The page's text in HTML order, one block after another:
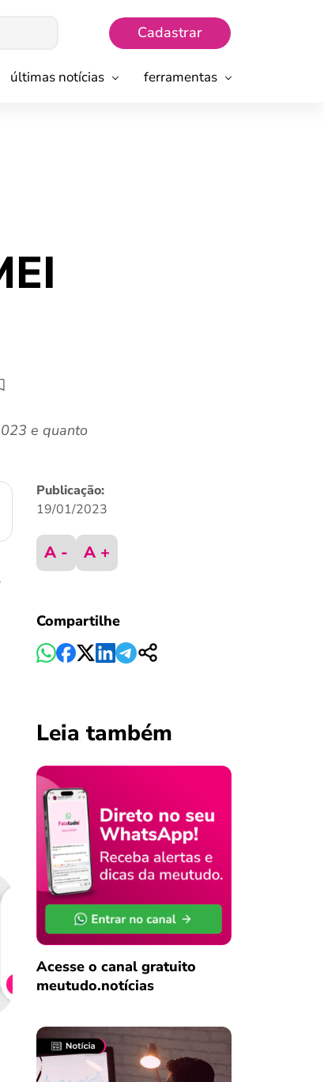
Cadastrar
últimas notícias ferramentas
e quanto
Publicação:
19/01/2023
A - A +
Compartilhe
Leia também
Acesse o canal gratuito
meutudo.notícias